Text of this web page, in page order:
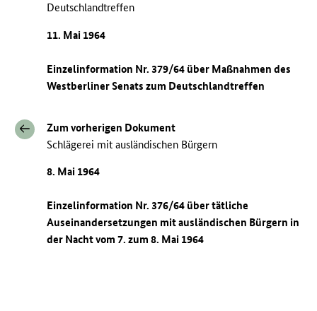
Deutschlandtreffen
11. Mai 1964
Einzelinformation Nr. 379/64 über Maßnahmen des
Westberliner Senats zum Deutschlandtreffen
Zum vorherigen Dokument
Schlägerei mit ausländischen Bürgern
8. Mai 1964
Einzelinformation Nr. 376/64 über tätliche
Auseinandersetzungen mit ausländischen Bürgern in
der Nacht vom 7. zum 8. Mai 1964